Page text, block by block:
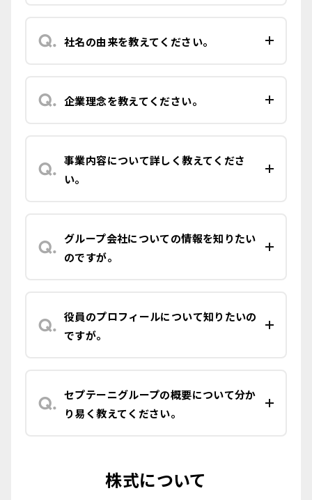
社名の由来を教えてください。
企業理念を教えてください。
事業内容について詳しく教えてくださ
い。
グループ会社についての情報を知りたい
のですが。
役員のプロフィールについて知りたいの
ですが。
セプテーニグループの概要について分か
り易く教えてください。
株式について